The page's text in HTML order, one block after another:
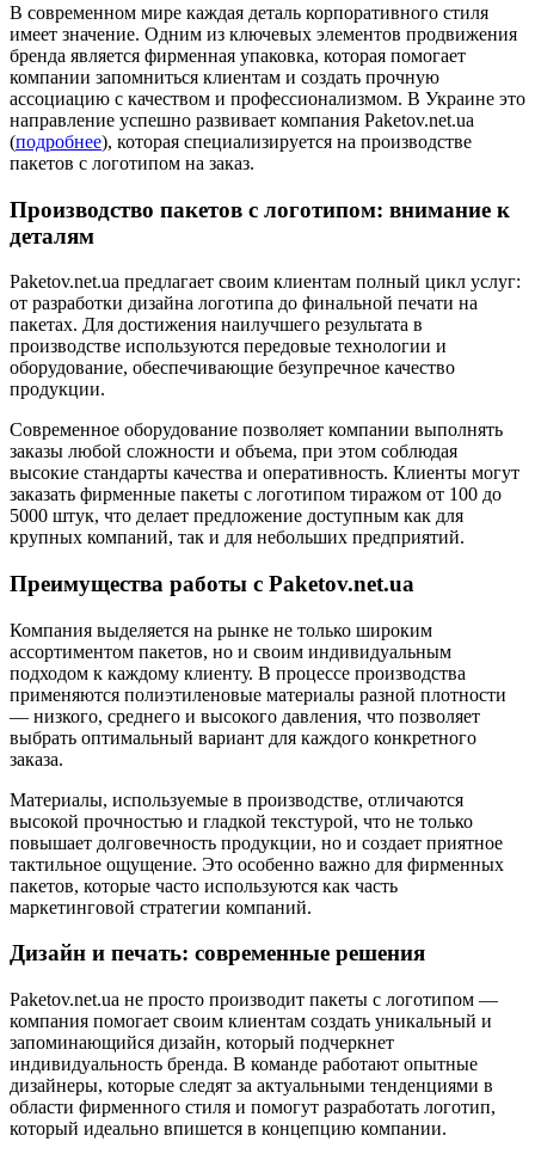
В современном мире каждая деталь корпоративного стиля
имеет значение. Одним из ключевых элементов продвижения
бренда является фирменная упаковка, которая помогает
компании запомниться клиентам и создать прочную
ассоциацию с качеством и профессионализмом. В Украине это
направление успешно развивает компания Paketov.net.ua
(подробнее), которая специализируется на производстве
пакетов с логотипом на заказ.
Производство пакетов с логотипом: внимание к
деталям
Paketov.net.ua предлагает своим клиентам полный цикл услуг:
от разработки дизайна логотипа до финальной печати на
пакетах. Для достижения наилучшего результата в
производстве используются передовые технологии и
оборудование, обеспечивающие безупречное качество
продукции.
Современное оборудование позволяет компании выполнять
заказы любой сложности и объема, при этом соблюдая
высокие стандарты качества и оперативность. Клиенты могут
заказать фирменные пакеты с логотипом тиражом от 100 до
5000 штук, что делает предложение доступным как для
крупных компаний, так и для небольших предприятий.
Преимущества работы с Paketov.net.ua
Компания выделяется на рынке не только широким
ассортиментом пакетов, но и своим индивидуальным
подходом к каждому клиенту. В процессе производства
применяются полиэтиленовые материалы разной плотности
— низкого, среднего и высокого давления, что позволяет
выбрать оптимальный вариант для каждого конкретного
заказа.
Материалы, используемые в производстве, отличаются
высокой прочностью и гладкой текстурой, что не только
повышает долговечность продукции, но и создает приятное
тактильное ощущение. Это особенно важно для фирменных
пакетов, которые часто используются как часть
маркетинговой стратегии компаний.
Дизайн и печать: современные решения
Paketov.net.ua не просто производит пакеты с логотипом —
компания помогает своим клиентам создать уникальный и
запоминающийся дизайн, который подчеркнет
индивидуальность бренда. В команде работают опытные
дизайнеры, которые следят за актуальными тенденциями в
области фирменного стиля и помогут разработать логотип,
который идеально впишется в концепцию компании.